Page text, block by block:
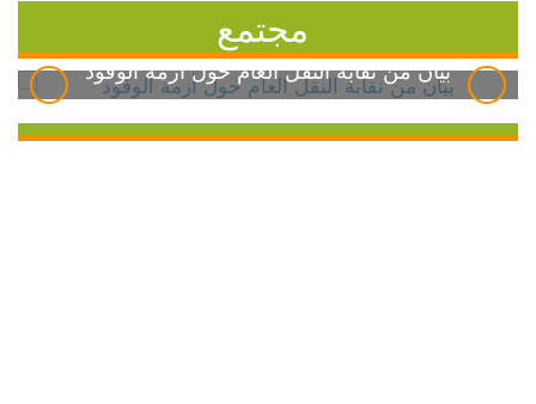
مجتمع
بيان من نقابة النقل العام حول أزمة الوقود